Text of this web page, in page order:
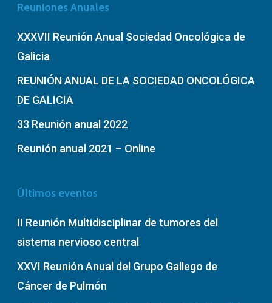
Reuniones Anuales
XXXVII Reunión Anual Sociedad Oncológica de
Galicia
REUNIÓN ANUAL DE LA SOCIEDAD ONCOLÓGICA
DE GALICIA
33 Reunión anual 2022
Reunión anual 2021 – Online
Últimos eventos
II Reunión Multidisciplinar de tumores del
sistema nervioso central
XXVI Reunión Anual del Grupo Gallego de
Cáncer de Pulmón